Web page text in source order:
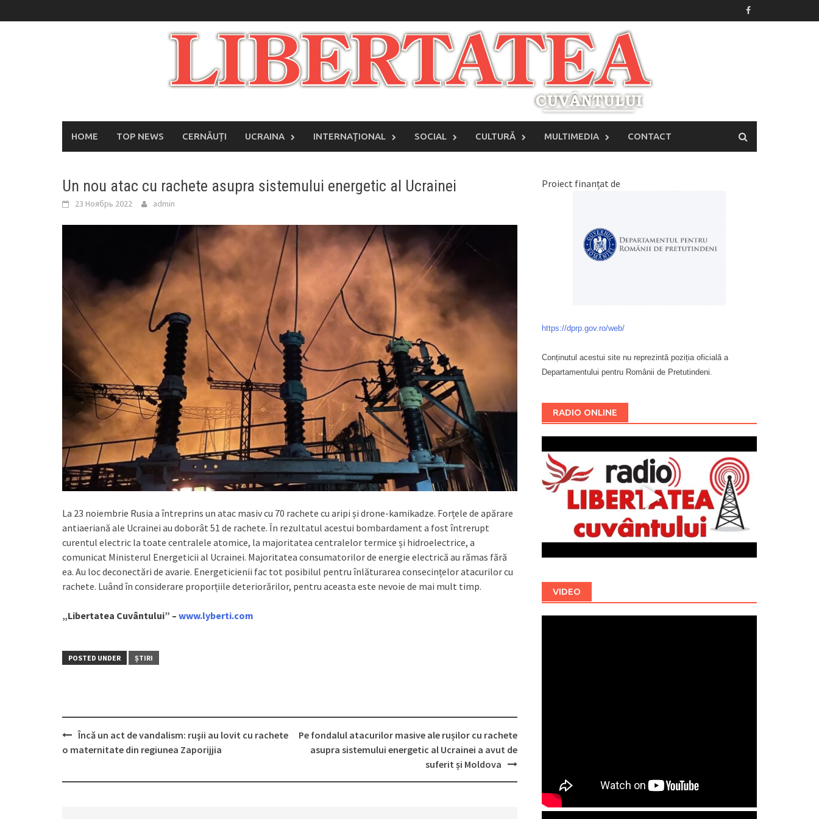
to
HOME TOP NEWS CERNĂUȚI UCRAINA INTERNAŢIONAL SOCIAL CULTURĂ MULTIMEDIA CONTACT
Un nou atac cu rachete asupra sistemului energetic al Ucrainei
23 Ноябрь 2022 admin
La 23 noiembrie Rusia a întreprins un atac masiv cu 70 rachete cu aripi și drone-kamikadze. Forțele de apărare
antiaeriană ale Ucrainei au doborât 51 de rachete. În rezultatul acestui bombardament a fost întrerupt
curentul electric la toate centralele atomice, la majoritatea centralelor termice și hidroelectrice, a
comunicat Ministerul Energeticii al Ucrainei. Majoritatea consumatorilor de energie electrică au rămas fără
ea. Au loc deconectări de avarie. Energeticienii fac tot posibilul pentru înlăturarea consecințelor atacurilor cu
rachete. Luând în considerare proporțiile deteriorărilor, pentru aceasta este nevoie de mai mult timp.
„Libertatea Cuvântului” – www.lyberti.com
POSTED UNDER ȘTIRI
Post
Încă un act de vandalism: ruşii au lovit cu rachete
o maternitate din regiunea Zaporijjia
Pe fondalul atacurilor masive ale rușilor cu rachete
asupra sistemului energetic al Ucrainei a avut de
suferit și Moldova
Proiect finanțat de
https://dprp.gov.ro/web/
Conținutul acestui site nu reprezintă poziția oficială a
Departamentului pentru Românii de Pretutindeni.
RADIO ONLINE
VIDEO